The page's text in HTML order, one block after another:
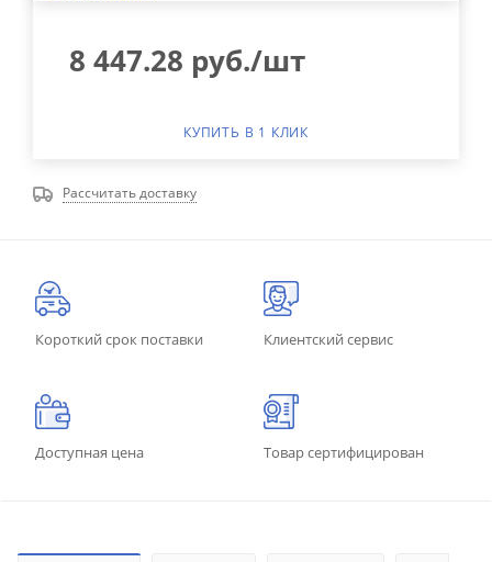
8 447.28 руб./шт
КУПИТЬ В 1 КЛИК
Рассчитать доставку
Короткий срок поставки Клиентский сервис
Доступная цена Товар сертифицирован